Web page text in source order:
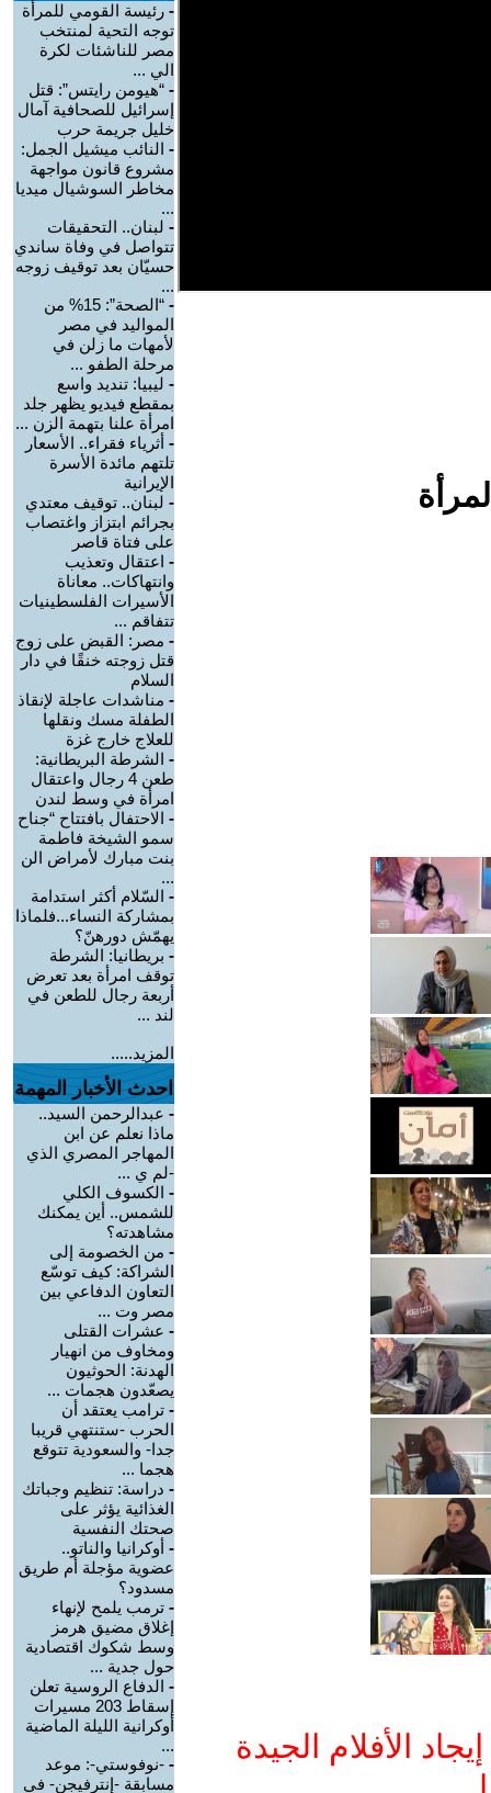
الأفلام الجيدة
- رئيسة القومي للمرأة
توجه التحية لمنتخب
مصر للناشئات لكرة
الي ...
- “هيومن رايتس”: قتل
إسرائيل للصحافية آمال
خليل جريمة حرب
- النائب ميشيل الجمل:
مشروع قانون مواجهة
مخاطر السوشيال ميديا
...
- لبنان.. التحقيقات
تتواصل في وفاة ساندي
حسيّان بعد توقيف زوجه
...
-
“الصحة”: 15% من
المواليد في مصر
لأمهات ما زلن في
مرحلة الطفو ...
- ليبيا: تنديد واسع
بمقطع فيديو يظهر جلد
امرأة علنا بتهمة الزن ...
- أثرياء فقراء.. الأسعار
تلتهم مائدة الأسرة
الإيرانية
- لبنان.. توقيف معتدي
بجرائم ابتزاز واغتصاب
على فتاة قاصر
- اعتقال وتعذيب
وانتهاكات.. معاناة
الأسيرات الفلسطينيات
تتفاقم ...
- مصر: القبض على زوج
قتل زوجته خنقًا في دار
السلام
- مناشدات عاجلة لإنقاذ
الطفلة مسك ونقلها
للعلاج خارج غزة
- الشرطة البريطانية:
طعن 4 رجال واعتقال
امرأة في وسط لندن
- الاحتفال بافتتاح “جناح
سمو الشيخة فاطمة
بنت مبارك لأمراض الن
...
- السّلام أكثر استدامة
بمشاركة النساء...فلماذا
يهمّش دورهنّ؟
- بريطانيا: الشرطة
توقف امرأة بعد تعرض
أربعة رجال للطعن في
لند ...
المزيد.....
احدث الأخبار المهمة
- عبدالرحمن السيد..
ماذا نعلم عن ابن
المهاجر المصري الذي
-لم ي ...
- الكسوف الكلي
للشمس.. أين يمكنك
مشاهدته؟
- من الخصومة إلى
الشراكة: كيف توسّع
التعاون الدفاعي بين
مصر وت ...
- عشرات القتلى
ومخاوف من انهيار
الهدنة: الحوثيون
يصعّدون هجمات ...
- ترامب يعتقد أن
الحرب -ستنتهي قريبا
جدا- والسعودية تتوقع
هجما ...
- دراسة: تنظيم وجباتك
الغذائية يؤثر على
صحتك النفسية
- أوكرانيا والناتو..
عضوية مؤجلة أم طريق
مسدود؟
- ترمب يلمح لإنهاء
إغلاق مضيق هرمز
وسط شكوك اقتصادية
حول جدية ...
- الدفاع الروسية تعلن
إسقاط 203 مسيرات
أوكرانية الليلة الماضية
...
- -نوفوستي-: موعد
مسابقة -إنترفيجن- في